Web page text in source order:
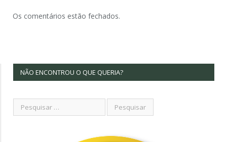
Os comentários estão fechados.
NÃO ENCONTROU O QUE QUERIA?